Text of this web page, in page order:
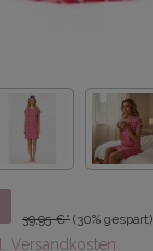
39,95 €* (30% gespart)
Versandkosten